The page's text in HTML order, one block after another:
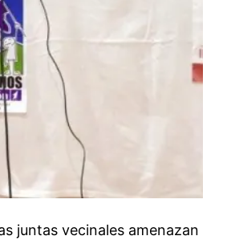
juntas vecinales amenazan